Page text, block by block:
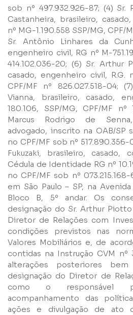
sob nº 497.932.926-87; (4)
Castanheira, brasileiro,
nº MG-1.190.558 SSP/MG, CPF/
Sr. Antônio Linhares da
engenheiro civil, RG nº M-
414.102.036-20; (6) Sr. Arthur
casado, engenheiro civil, R.G.
CPF/MF nº 826.027.518-04;
Vianna, brasileiro, casado,
180.106, SSP/MG, CPF/MF nº
Marcus Rodrigo de
advogado, inscrito na OAB/SP
no CPF/MF sob nº 517.890.356-
Fukuzaki, brasileiro, casado,
Cédula de Identidade RG nº
no CPF/MF sob nº
em São Paulo – SP, na
Bloco B, 5º andar. Os
designação do Sr. Arthur
Diretor de Relações com
condições previstos nas
Valores Mobiliários e, de
contidas na Instrução CVM nº
alterações posteriores
designação do Diretor de
como o responsável
acompanhamento das
ações e divulgação de ato
E-mail
Empresa
Perfil
Grupos
Li e concordo com os
Privacidade
Enviar